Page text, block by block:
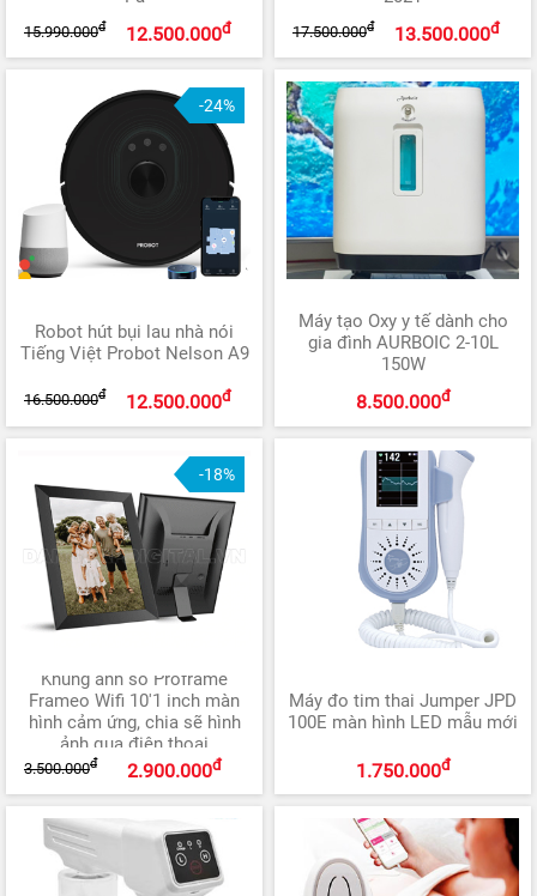
12.500.000đ
15.990.000đ 13.500.000đ
17.500.000đ
-24%
Robot hút bụi lau nhà nói
Tiếng Việt Probot Nelson A9
12.500.000đ
16.500.000đ
Máy tạo Oxy y tế dành cho
gia đình AURBOIC 2-10L
150W
8.500.000đ
-18%
Khung ảnh số Proframe
Frameo Wifi 10'1 inch màn
hình cảm ứng, chia sẽ hình
ảnh qua điện thoại
2.900.000đ
3.500.000đ
Máy đo tim thai Jumper JPD
100E màn hình LED mẫu mới
1.750.000đ